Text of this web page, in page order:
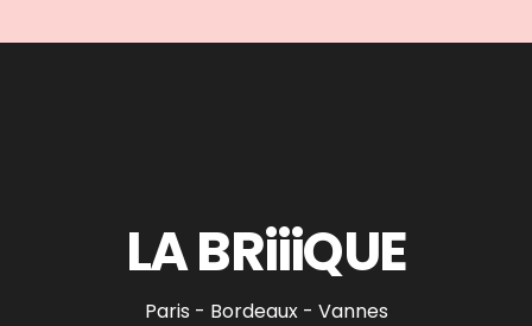
LA BRiiiQUE
Paris - Bordeaux - Vannes